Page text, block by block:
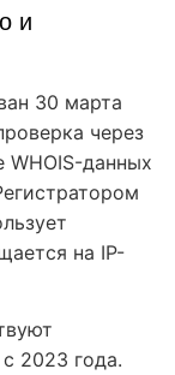
и
30 марта
через
WHOIS-данных
на IP-
2023 года.